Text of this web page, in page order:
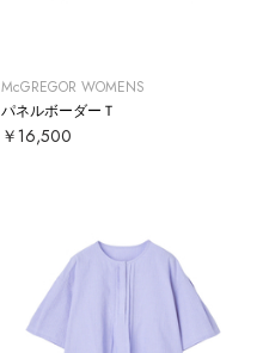
McGREGOR WOMENS
パネルボーダーＴ
￥16,500